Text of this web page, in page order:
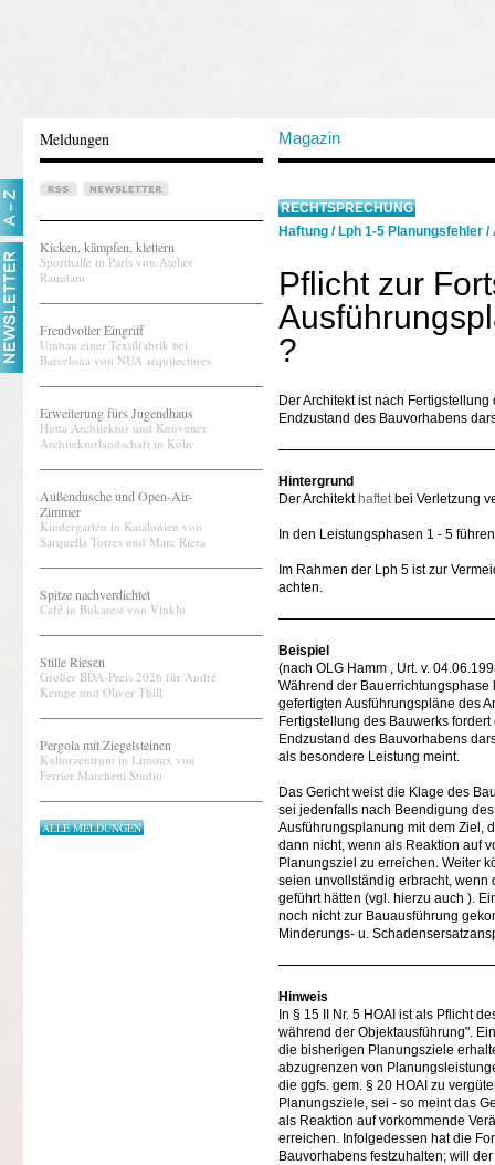
Meldungen Magazin
Kicken, kämpfen, klettern
Sporthalle in Paris von Atelier
Ramdam
Freudvoller Eingriff
Umbau einer Textilfabrik bei
Barcelona von NUA arquitectures
Erweiterung fürs Jugendhaus
Hutta Architektur und Knüvener
Architekturlandschaft in Köln
Außendusche und Open-Air-
Zimmer
Kindergarten in Katalonien von
Sarquella Torres und Marc Riera
Spitze nachverdichtet
Café in Bukarest von Vinklu
Stille Riesen
Großer BDA-Preis 2026 für André
Kempe und Oliver Thill
Pergola mit Ziegelsteinen
Kulturzentrum in Limoux von
Ferrier Marchetti Studio
ALLE MELDUNGEN
RECHTSPRECHUNG
Haftung / Lph 1-5 Planungsfehler /
Pflicht zur
?
Der Architekt ist nach
Endzustand des Bauvorhabens
Hintergrund
Der Architekt haftetbei Verletzung
In den Leistungsphasen 1 - 5
Im Rahmen der Lph 5 ist zur
achten.
Beispiel
(nach OLG Hamm , Urt. v.
Während der
gefertigten Ausführungspläne des
Fertigstellung des Bauwerks
Endzustand des Bauvorhabens
als besondere Leistung meint.
Das Gericht weist die Klage des
sei jedenfalls nach Beendigung
Ausführungsplanung mit dem Ziel,
dann nicht, wenn als Reaktion auf
Planungsziel zu erreichen. Weiter
seien unvollständig erbracht, wenn
geführt hätten (vgl. hierzu auch ).
noch nicht zur Bauausführung
Minderungs- u.
Hinweis
In § 15 II Nr. 5 HOAI ist als Pflicht
während der Objektausführung".
die bisherigen Planungsziele
abzugrenzen von
die ggfs. gem. § 20 HOAI zu
Planungsziele, sei - so meint das
als Reaktion auf vorkommende
erreichen. Infolgedessen hat die
Bauvorhabens festzuhalten; will